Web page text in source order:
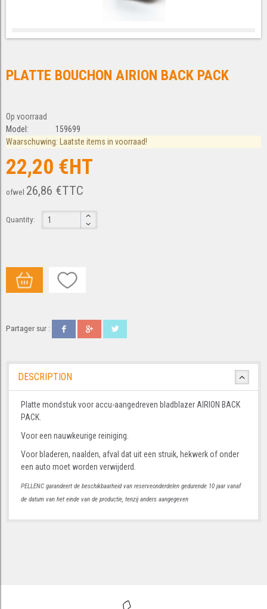
PLATTE BOUCHON AIRION BACK PACK
Op voorraad
Model:
159699
Waarschuwing: Laatste items in voorraad!
22,20 €HT
ofwel 26,86 €TTC
Quantity:
Partager sur :
DESCRIPTION
Platte mondstuk voor accu-aangedreven bladblazer AIRION BACK
PACK.
Voor een nauwkeurige reiniging.
Voor bladeren, naalden, afval dat uit een struik, hekwerk of onder
een auto moet worden verwijderd.
PELLENC garandeert de beschikbaarheid van reserveonderdelen gedurende 10 jaar vanaf
de datum van het einde van de productie, tenzij anders aangegeven